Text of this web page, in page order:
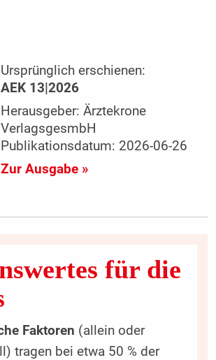
Ursprünglich erschienen:
AEK 13|2026
Herausgeber: Ärztekrone
VerlagsgesmbH
Publikationsdatum: 2026-06-26
Zur Ausgabe »
für die
Faktoren (allein oder
tragen bei etwa 50 % der